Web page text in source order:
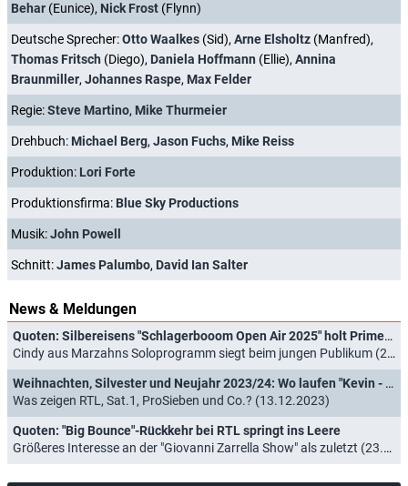
Behar (Eunice), Nick Frost (Flynn)
Deutsche Sprecher:Otto Waalkes (Sid), Arne Elsholtz (Manfred),
Thomas Fritsch (Diego), Daniela Hoffmann (Ellie), Annina
Braunmiller, Johannes Raspe, Max Felder
Regie:Steve Martino, Mike Thurmeier
Drehbuch: Michael Berg, Jason Fuchs, Mike Reiss
Produktion: Lori Forte
Produktionsfirma: Blue Sky Productions
Musik:John Powell
Schnitt:James Palumbo, David Ian Salter
News & Meldungen
Quoten: Silbereisens "Schlagerbooom Open Air 2025" holt Primetime-Sieg knapp vor "Wilsberg"
Cindy aus Marzahns Soloprogramm siegt beim jungen Publikum (22.06.2025)
Weihnachten, Silvester und Neujahr 2023/24: Wo laufen "Kevin - Allein zu Haus", "Schöne Bescherung" und Co.?
Was zeigen RTL, Sat.1, ProSieben und Co.? (13.12.2023)
Quoten: "Big Bounce"-Rückkehr bei RTL springt ins Leere
Größeres Interesse an der "Giovanni Zarrella Show" als zuletzt (23.07.2023)